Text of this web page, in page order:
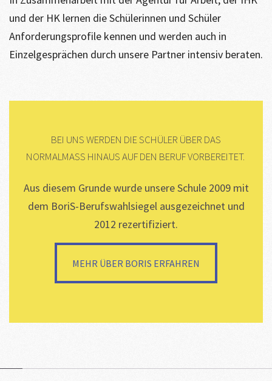
und der HK lernen die Schülerinnen und Schüler
Anforderungsprofile kennen und werden auch in
Einzelgesprächen durch unsere Partner intensiv beraten.
BEI UNS WERDEN DIE SCHÜLER ÜBER DAS
NORMALMASS HINAUS AUF DEN BERUF VORBEREITET.
Aus diesem Grunde wurde unsere Schule 2009 mit
dem BoriS-Berufswahlsiegel ausgezeichnet und
2012 rezertifiziert.
mehr über BoriS erfahren